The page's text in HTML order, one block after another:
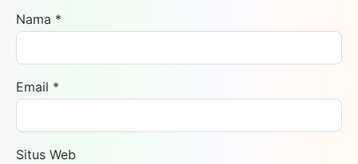
Nama *
Email *
Situs Web